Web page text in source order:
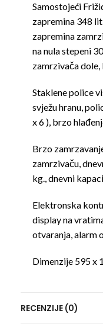
Samostojeći
zapremina 348
zapremina
na nula stepeni
zamrzivača
Staklene police
svježu hranu,
x 6 ), brzo
Brzo
zamrzivaču,
kg., dnevni
Elektronska
display na
otvaranja, alarm
Dimenzije 595 x
RECENZIJE (0)